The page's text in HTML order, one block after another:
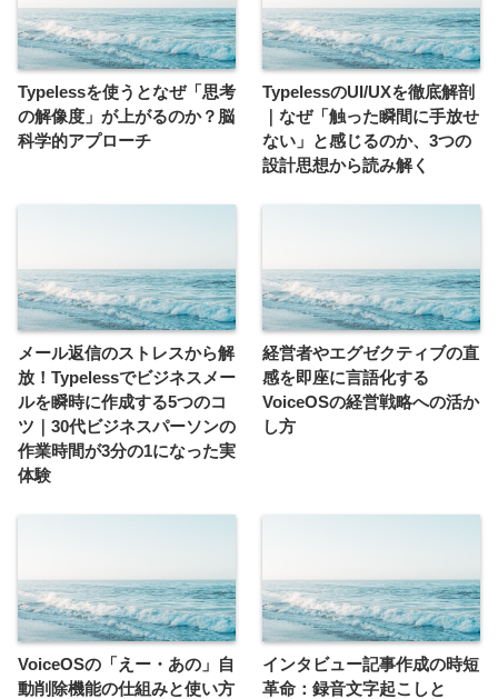
Typelessを使うとなぜ「思考
の解像度」が上がるのか？脳
科学的アプローチ
TypelessのUI/UXを徹底解剖
｜なぜ「触った瞬間に手放せ
ない」と感じるのか、3つの
設計思想から読み解く
メール返信のストレスから解
放！Typelessでビジネスメー
ルを瞬時に作成する5つのコ
ツ｜30代ビジネスパーソンの
作業時間が3分の1になった実
体験
経営者やエグゼクティブの直
感を即座に言語化する
VoiceOSの経営戦略への活か
し方
VoiceOSの「えー・あの」自
動削除機能の仕組みと使い方
インタビュー記事作成の時短
革命：録音文字起こしと